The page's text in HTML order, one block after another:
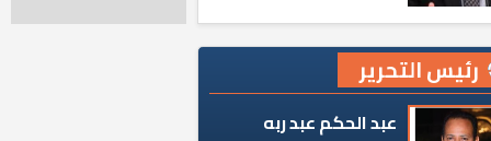
رئيس التحرير
عبد الحكم عبد ربه